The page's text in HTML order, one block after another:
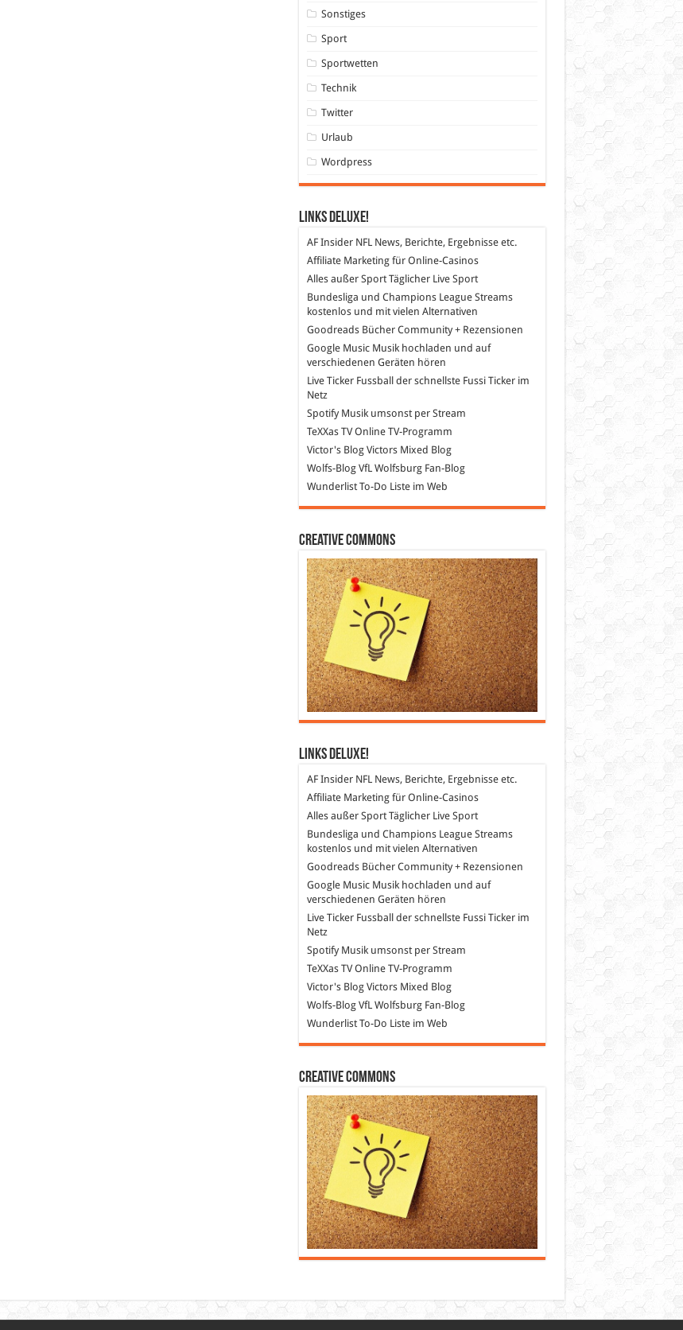
Sonstiges
Sport
Sportwetten
Technik
Twitter
Urlaub
Wordpress
Links DeLuXe!
AF InsiderNFL News, Berichte, Ergebnisse etc.
Affiliate Marketingfür Online-Casinos
Alles außer SportTäglicher Live Sport
Bundesliga und Champions League Streams
kostenlos und mit vielen Alternativen
GoodreadsBücher Community + Rezensionen
Google MusicMusik hochladen und auf
verschiedenen Geräten hören
Live Ticker Fussball
der schnellste Fussi Ticker im
Netz
SpotifyMusik umsonst per Stream
TeXXas TVOnline TV-Programm
Victor's BlogVictors Mixed Blog
Wolfs-BlogVfL Wolfsburg Fan-Blog
WunderlistTo-Do Liste im Web
Creative Commons
Links DeLuXe!
AF InsiderNFL News, Berichte, Ergebnisse etc.
Affiliate Marketingfür Online-Casinos
Alles außer SportTäglicher Live Sport
Bundesliga und Champions League Streams
kostenlos und mit vielen Alternativen
GoodreadsBücher Community + Rezensionen
Google MusicMusik hochladen und auf
verschiedenen Geräten hören
Live Ticker Fussball
der schnellste Fussi Ticker im
Netz
SpotifyMusik umsonst per Stream
TeXXas TVOnline TV-Programm
Victor's BlogVictors Mixed Blog
Wolfs-BlogVfL Wolfsburg Fan-Blog
WunderlistTo-Do Liste im Web
Creative Commons